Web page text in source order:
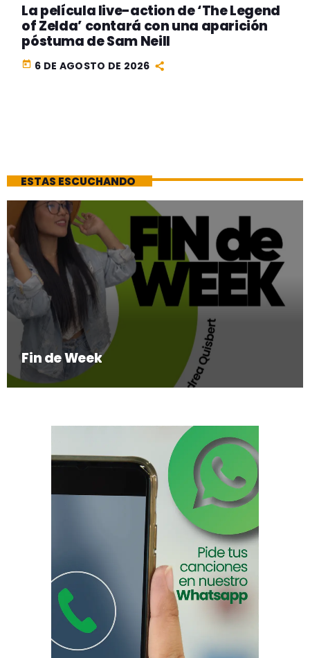
La película live-action de ‘The Legend
of Zelda’ contará con una aparición
póstuma de Sam Neill
today 6 DE AGOSTO DE 2026
ESTAS ESCUCHANDO
Fin de Week